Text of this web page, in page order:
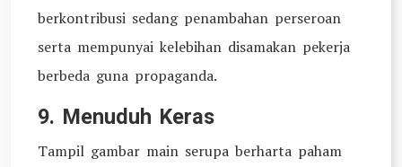
berkontribusi sedang penambahan perseroan
serta mempunyai kelebihan disamakan pekerja
berbeda guna propaganda.
9. Menuduh Keras
Tampil gambar main serupa berharta paham